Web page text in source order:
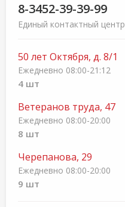
8-3452-39-39-99
Единый контактный центр
50 лет Октября, д. 8/1
Ежедневно 08:00-21:12
4 шт
Ветеранов труда, 47
Ежедневно 08:00-20:00
8 шт
Черепанова, 29
Ежедневно 08:00-20:00
9 шт